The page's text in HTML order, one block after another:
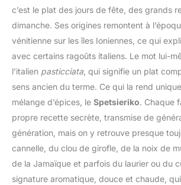
c’est le plat des jours de fête, des grands
dimanche. Ses origines remontent à
vénitienne sur les îles Ioniennes, ce qui
avec certains ragoûts italiens. Le mot lui-
l’italien pasticciata , qui signifie un plat
sens ancien du terme. Ce qui la rend
mélange d’épices, le Spetsieriko. Chaque
propre recette secrète, transmise de
génération, mais on y retrouve presque
cannelle, du clou de girofle, de la noix de
de la Jamaïque et parfois du laurier ou du
signature aromatique, douce et chaude,